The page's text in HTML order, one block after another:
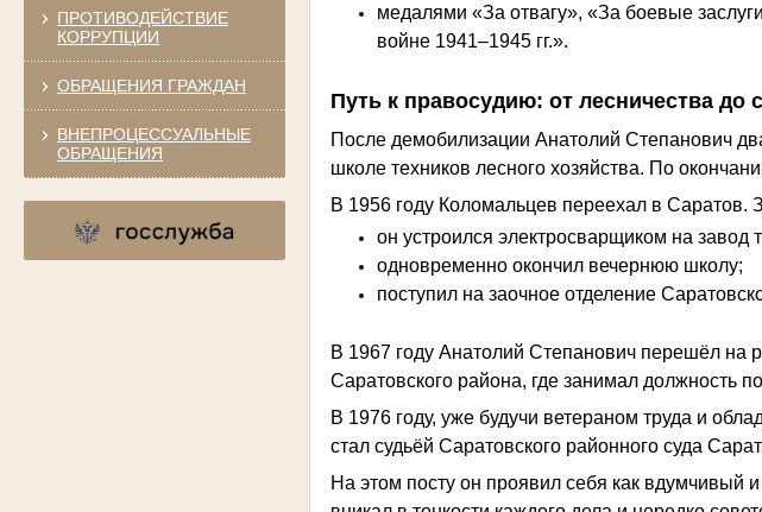
ПРОТИВОДЕЙСТВИЕ
КОРРУПЦИИ
ОБРАЩЕНИЯ ГРАЖДАН
ВНЕПРОЦЕССУАЛЬНЫЕ
ОБРАЩЕНИЯ
медалями «За отвагу», «За боевые
войне 1941–1945 гг.».
Путь к правосудию: от лесничества до
После демобилизации Анатолий Степанович
школе техников лесного хозяйства. По
В 1956 году Коломальцев переехал в Саратов.
он устроился электросварщиком на завод
одновременно окончил вечернюю школу;
поступил на заочное отделение
В 1967 году Анатолий Степанович перешёл на
Саратовского района, где занимал должность
В 1976 году, уже будучи ветераном труда и
стал судьёй Саратовского районного суда
На этом посту он проявил себя как вдумчивый